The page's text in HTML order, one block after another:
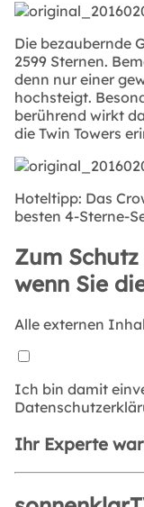
Die bezaubernde
2599 Sternen.
denn nur einer
hochsteigt.
berührend wirkt
die Twin Towers
Hoteltipp: Das
besten 4-Sterne-
Zum
wenn Sie
Alle externen
Ich bin damit
Ihr Experte